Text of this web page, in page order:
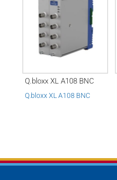
Q.bloxx XL A108 BNC
Q.bloxx XL A108 BNC